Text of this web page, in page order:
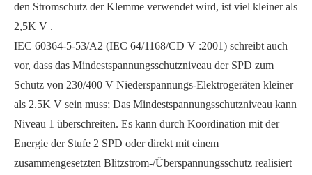
den Stromschutz der Klemme verwendet wird, ist viel kleiner als
2,5K V .
IEC 60364-5-53/A2 (IEC 64/1168/CD V :2001) schreibt auch
vor, dass das Mindestspannungsschutzniveau der SPD zum
Schutz von 230/400 V Niederspannungs-Elektrogeräten kleiner
als 2.5K V sein muss; Das Mindestspannungsschutzniveau kann
Niveau 1 überschreiten. Es kann durch Koordination mit der
Energie der Stufe 2 SPD oder direkt mit einem
zusammengesetzten Blitzstrom-/Überspannungsschutz realisiert